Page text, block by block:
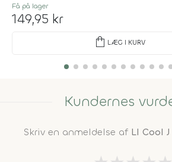
Få på lager
149,95 kr
shopping_bag LÆG I KURV
Kundernes
Skriv en anmeldelse af Ll Cool